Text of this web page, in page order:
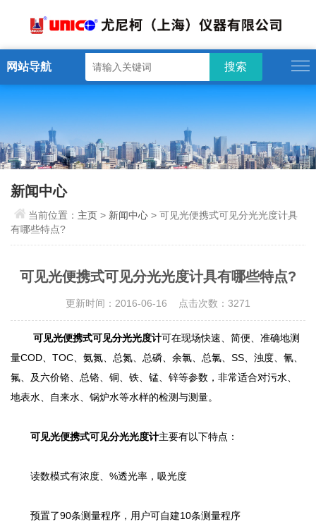
网站导航
新闻中心
当前位置： 主页 > 新闻中心 > 可见光便携式可见分光光度计具
有哪些特点?
可见光便携式可见分光光度计具有哪些特点?
更新时间：2016-06-16 点击次数：3271
可见光便携式可见分光光度计可在现场快速、简便、准确地测
量COD、TOC、氨氮、总氮、总磷、余氯、总氯、SS、浊度、氰、
氟、及六价铬、总铬、铜、铁、锰、锌等参数，非常适合对污水、
地表水、自来水、锅炉水等水样的检测与测量。
可见光便携式可见分光光度计主要有以下特点：
读数模式有浓度、%透光率，吸光度
预置了90条测量程序，用户可自建10条测量程序